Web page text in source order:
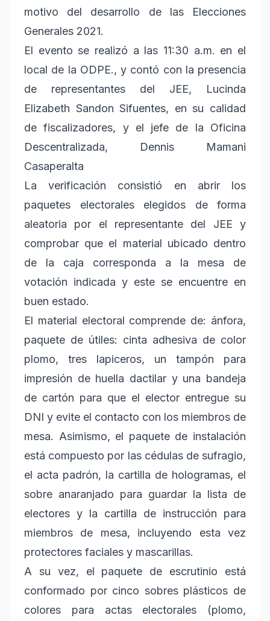
motivo del desarrollo de las Elecciones
Generales 2021.
El evento se realizó a las 11:30 a.m. en el
local de la ODPE., y contó con la presencia
de representantes del JEE, Lucinda
Elizabeth Sandon Sifuentes, en su calidad
de fiscalizadores, y el jefe de la Oficina
Descentralizada, Dennis Mamani
Casaperalta
La verificación consistió en abrir los
paquetes electorales elegidos de forma
aleatoria por el representante del JEE y
comprobar que el material ubicado dentro
de la caja corresponda a la mesa de
votación indicada y este se encuentre en
buen estado.
El material electoral comprende de: ánfora,
paquete de útiles: cinta adhesiva de color
plomo, tres lapiceros, un tampón para
impresión de huella dactilar y una bandeja
de cartón para que el elector entregue su
DNI y evite el contacto con los miembros de
mesa. Asimismo, el paquete de instalación
está compuesto por las cédulas de sufragio,
el acta padrón, la cartilla de hologramas, el
sobre anaranjado para guardar la lista de
electores y la cartilla de instrucción para
miembros de mesa, incluyendo esta vez
protectores faciales y mascarillas.
A su vez, el paquete de escrutinio está
conformado por cinco sobres plásticos de
colores para actas electorales (plomo,